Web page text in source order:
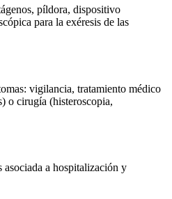
píldora, dispositivo
para la exéresis de las
vigilancia, tratamiento médico
o cirugía (histeroscopia,
a hospitalización y